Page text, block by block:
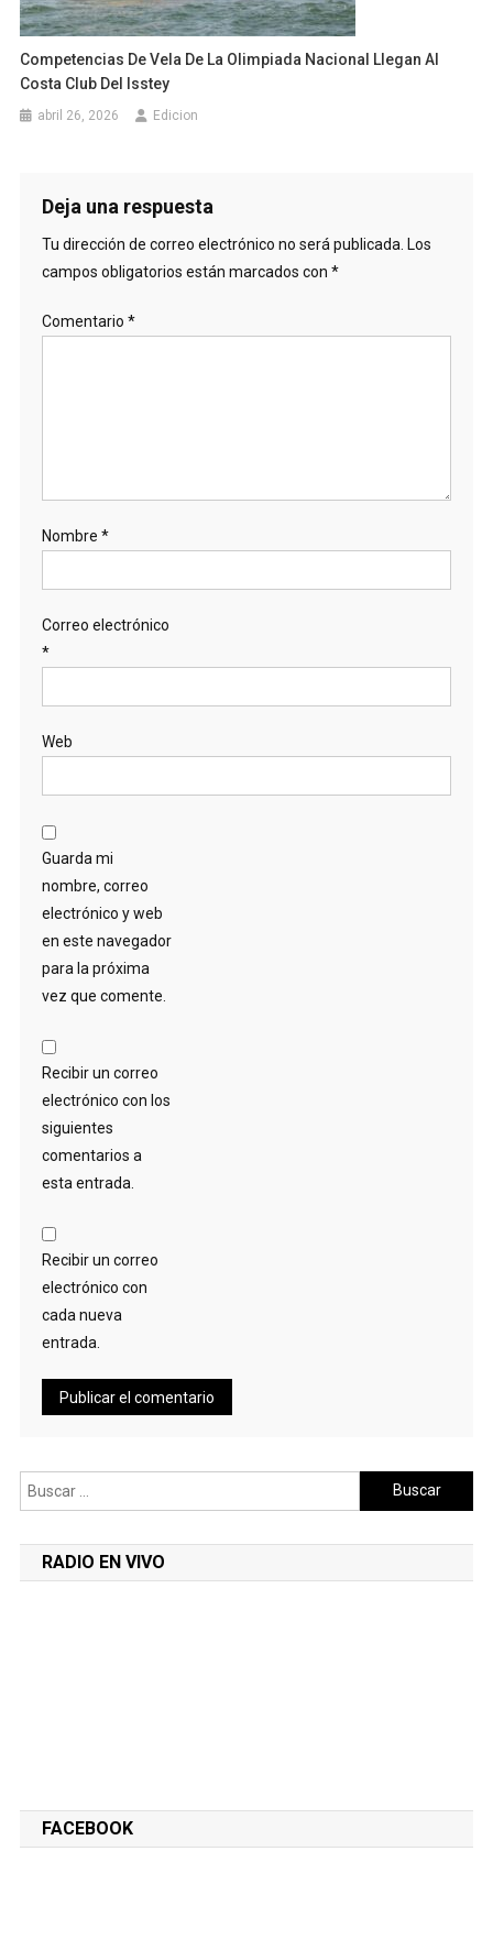
Competencias De Vela De La Olimpiada Nacional Llegan Al
Costa Club Del Isstey
abril 26, 2026 Edicion
Deja una respuesta
Tu dirección de correo electrónico no será publicada. Los
campos obligatorios están marcados con *
Comentario *
Nombre *
Correo electrónico
*
Web
Guarda mi
nombre, correo
electrónico y web
en este navegador
para la próxima
vez que comente.
Recibir un correo
electrónico con los
siguientes
comentarios a
esta entrada.
Recibir un correo
electrónico con
cada nueva
entrada.
Buscar:
RADIO EN VIVO
FACEBOOK